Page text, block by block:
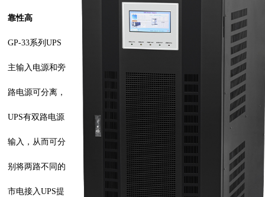
靠性高
GP-33系列UPS
主输入电源和旁
路电源可分离，
UPS有双路电源
输入，从而可分
别将两路不同的
市电接入UPS提